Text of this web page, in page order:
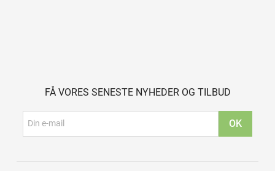
FÅ VORES SENESTE NYHEDER OG TILBUD